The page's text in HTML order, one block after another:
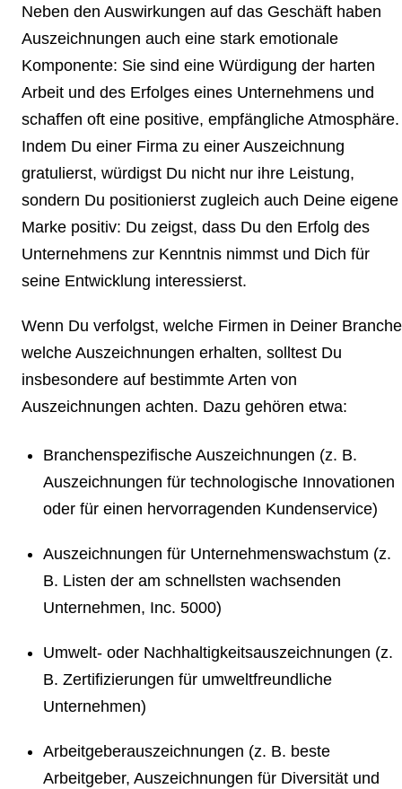
Neben den Auswirkungen auf das Geschäft haben
Auszeichnungen auch eine stark emotionale
Komponente: Sie sind eine Würdigung der harten
Arbeit und des Erfolges eines Unternehmens und
schaffen oft eine positive, empfängliche Atmosphäre.
Indem Du einer Firma zu einer Auszeichnung
gratulierst, würdigst Du nicht nur ihre Leistung,
sondern Du positionierst zugleich auch Deine eigene
Marke positiv: Du zeigst, dass Du den Erfolg des
Unternehmens zur Kenntnis nimmst und Dich für
seine Entwicklung interessierst.
Wenn Du verfolgst, welche Firmen in Deiner Branche
welche Auszeichnungen erhalten, solltest Du
insbesondere auf bestimmte Arten von
Auszeichnungen achten. Dazu gehören etwa:
Branchenspezifische Auszeichnungen (z. B.
Auszeichnungen für technologische Innovationen
oder für einen hervorragenden Kundenservice)
Auszeichnungen für Unternehmenswachstum (z.
B. Listen der am schnellsten wachsenden
Unternehmen, Inc. 5000)
Umwelt- oder Nachhaltigkeitsauszeichnungen (z.
B. Zertifizierungen für umweltfreundliche
Unternehmen)
Arbeitgeberauszeichnungen (z. B. beste
Arbeitgeber, Auszeichnungen für Diversität und